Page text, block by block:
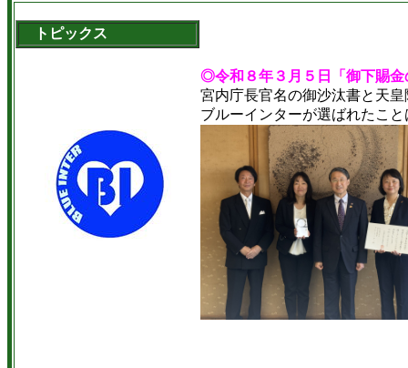
トピックス
◎令和８年３月５日「御下賜金
宮内庁長官名の御沙汰書と天
ブルーインターが選ばれたこ